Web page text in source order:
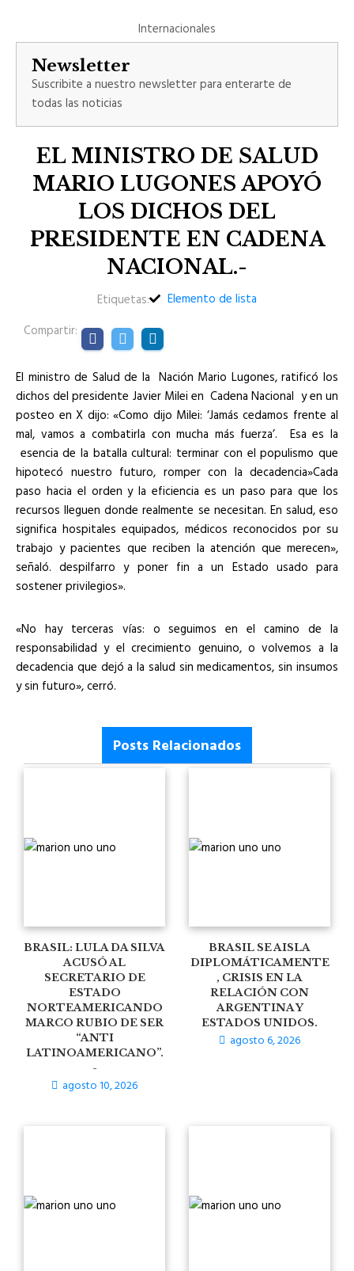
EL MINISTRO DE SALUD
MARIO LUGONES APOYÓ
LOS DICHOS DEL
PRESIDENTE EN CADENA
NACIONAL.-
Etiquetas:
Elemento de lista
Compartir:
El ministro de Salud de la Nación Mario Lugones, ratificó los
dichos del presidente Javier Milei en Cadena Nacional y en un
posteo en X dijo: «Como dijo Milei: ‘Jamás cedamos frente al
mal, vamos a combatirla con mucha más fuerza’. Esa es la
esencia de la batalla cultural: terminar con el populismo que
hipotecó nuestro futuro, romper con la decadencia»Cada
paso hacia el orden y la eficiencia es un paso para que los
recursos lleguen donde realmente se necesitan. En salud, eso
significa hospitales equipados, médicos reconocidos por su
trabajo y pacientes que reciben la atención que merecen»,
señaló. despilfarro y poner fin a un Estado usado para
sostener privilegios».
«No hay terceras vías: o seguimos en el camino de la
responsabilidad y el crecimiento genuino, o volvemos a la
decadencia que dejó a la salud sin medicamentos, sin insumos
y sin futuro», cerró.
Posts Relacionados
BRASIL: LULA DA SILVA
ACUSÓ AL
SECRETARIO DE
ESTADO
NORTEAMERICANDO
MARCO RUBIO DE SER
“ANTI
LATINOAMERICANO”.
-
agosto 10, 2026
BRASIL SE AISLA
DIPLOMÁTICAMENTE
, CRISIS EN LA
RELACIÓN CON
ARGENTINA Y
ESTADOS UNIDOS.
agosto 6, 2026
Internacionales
Newsletter
Suscribite a nuestro newsletter para enterarte de
todas las noticias